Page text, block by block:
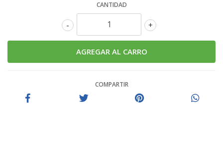
CANTIDAD
+
-
COMPARTIR